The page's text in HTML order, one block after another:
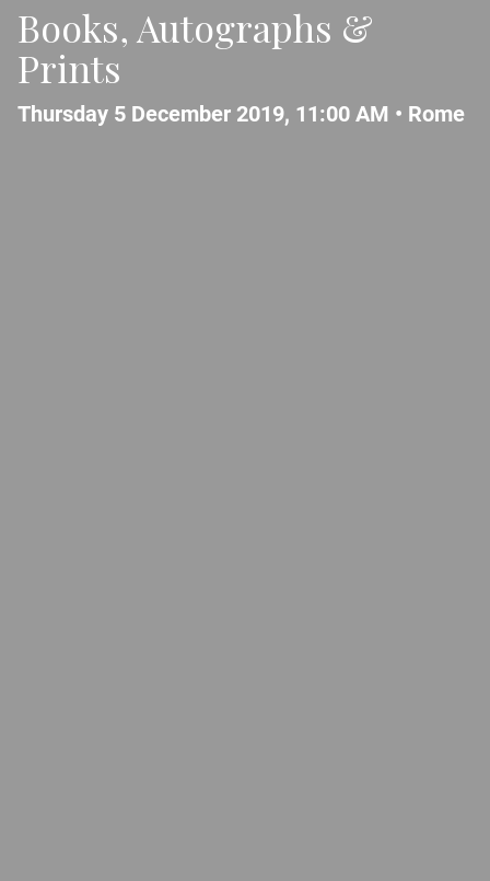
Books, Autographs &
Prints
Thursday 5 December 2019, 11:00 AM • Rome